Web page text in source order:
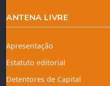
ANTENA LIVRE
Apresentação
Estatuto editorial
Detentores de Capital